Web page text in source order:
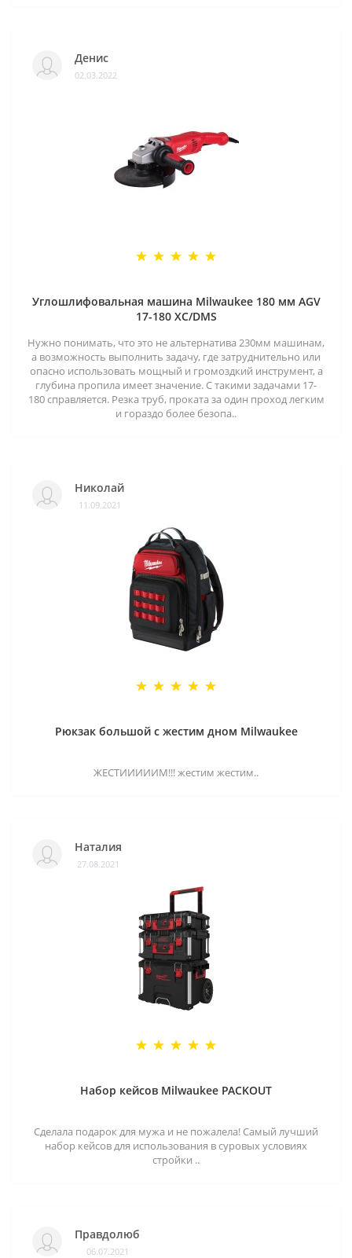
Денис
02.03.2022
Углошлифовальная машина Milwaukee 180 мм AGV
17-180 XC/DMS
Нужно понимать, что это не альтернатива 230мм машинам,
а возможность выполнить задачу, где затруднительно или
опасно использовать мощный и громоздкий инструмент, а
глубина пропила имеет значение. С такими задачами 17-
180 справляется. Резка труб, проката за один проход легким
и гораздо более безопа..
Николай
11.09.2021
Рюкзак большой с жестим дном Milwaukee
ЖЕСТИИИИИМ!!! жестим жестим..
Наталия
27.08.2021
Набор кейсов Milwaukee PACKOUT
Сделала подарок для мужа и не пожалела! Самый лучший
набор кейсов для использования в суровых условиях
стройки ..
Правдолюб
06.07.2021